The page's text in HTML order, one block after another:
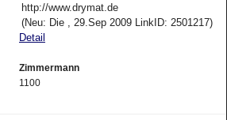
http://www.drymat.de
(Neu: Die , 29.Sep 2009 LinkID: 2501217)
Detail
Zimmermann
1100